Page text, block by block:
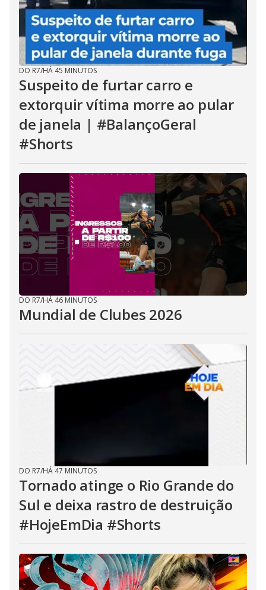
DO R7/HÁ 45 MINUTOS
Suspeito de furtar carro e
extorquir vítima morre ao pular
de janela | #BalançoGeral
#Shorts
DO R7/HÁ 46 MINUTOS
Mundial de Clubes 2026
DO R7/HÁ 47 MINUTOS
Tornado atinge o Rio Grande do
Sul e deixa rastro de destruição
#HojeEmDia #Shorts